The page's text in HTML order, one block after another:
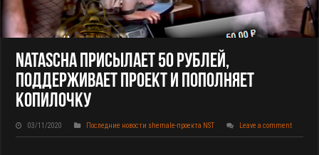
Natascha Присылает 50 Рублей,
Поддерживает Проект И Пополняет
Копилочку
03/11/2020 Последние новости shemale-проекта NST Leave a comment